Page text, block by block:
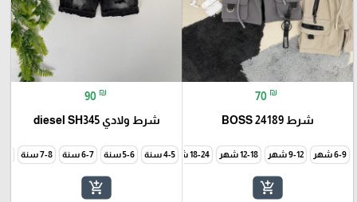
70 ₪
شرط 24189 BOSS
6-9 شهر 9-12 شهر 12-18 شهر 18-24 شهر 24-36 شهر
add_shopping_cart
90 ₪
شرط ولادي diesel SH345
4-5 سنة 5-6 سنة 6-7 سنة 7-8 سنة
add_shopping_cart